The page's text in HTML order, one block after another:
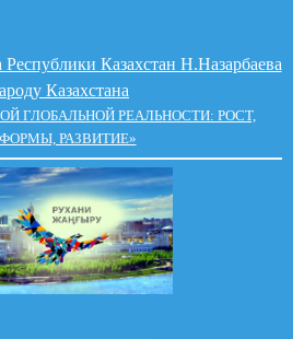
Казахстан Н.Назарбаева
Казахстана
ГЛОБАЛЬНОЙ РЕАЛЬНОСТИ: РОСТ,
РАЗВИТИЕ»